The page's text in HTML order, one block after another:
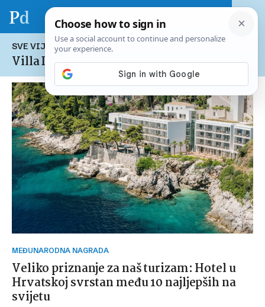
SVE VIJESTI NA TEMU:
Villa Dubrovnik
MEĐUNARODNA NAGRADA
Veliko priznanje za naš turizam: Hotel u
Hrvatskoj svrstan među 10 najljepših na
svijetu